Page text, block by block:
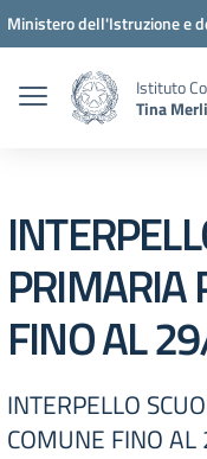
Vai ai contenuti
Vai al menu di navigazione
Vai al footer
Ministero dell'Istruzione e
Istituto
Tina
PRIMARIA
FINO AL
INTERPELLO
COMUNE FINO